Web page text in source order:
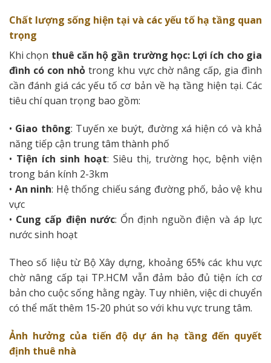
Chất lượng sống hiện tại và các yếu tố hạ tầng quan
trọng
Khi chọn thuê căn hộ gần trường học: Lợi ích cho gia
đình có con nhỏ trong khu vực chờ nâng cấp, gia đình
cần đánh giá các yếu tố cơ bản về hạ tầng hiện tại. Các
tiêu chí quan trọng bao gồm:
• Giao thông: Tuyến xe buýt, đường xá hiện có và khả
năng tiếp cận trung tâm thành phố
• Tiện ích sinh hoạt: Siêu thị, trường học, bệnh viện
trong bán kính 2-3km
• An ninh: Hệ thống chiếu sáng đường phố, bảo vệ khu
vực
• Cung cấp điện nước: Ổn định nguồn điện và áp lực
nước sinh hoạt
Theo số liệu từ Bộ Xây dựng, khoảng 65% các khu vực
chờ nâng cấp tại TP.HCM vẫn đảm bảo đủ tiện ích cơ
bản cho cuộc sống hằng ngày. Tuy nhiên, việc di chuyển
có thể mất thêm 15-20 phút so với khu vực trung tâm.
Ảnh hưởng của tiến độ dự án hạ tầng đến quyết
định thuê nhà